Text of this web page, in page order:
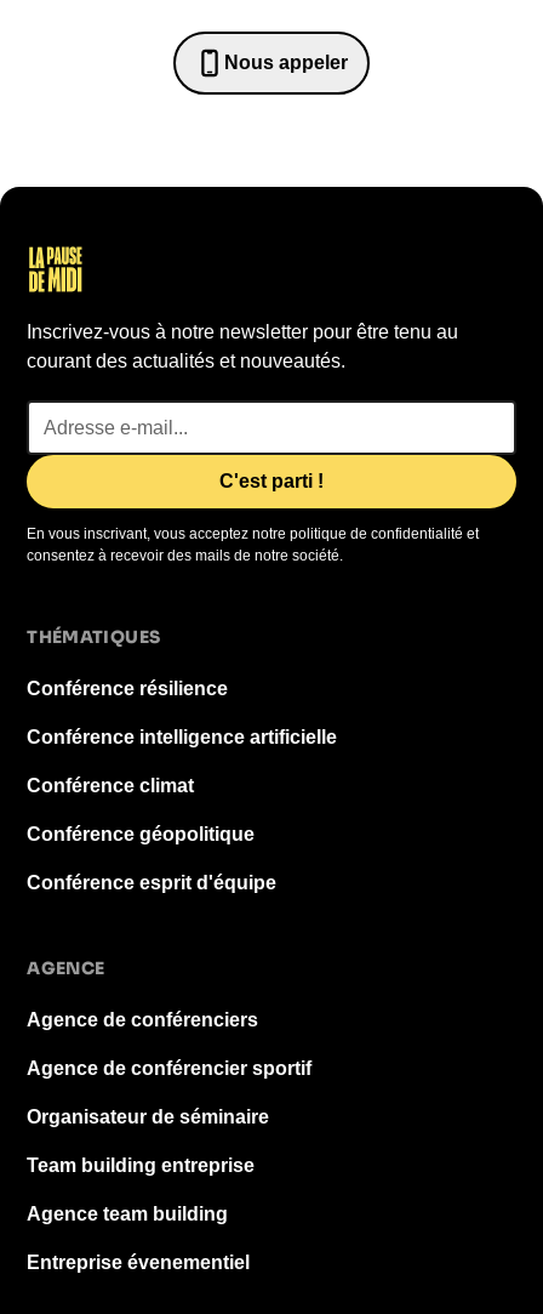
Nous appeler
0652698481
Inscrivez-vous à notre newsletter pour être tenu au
courant des actualités et nouveautés.
En vous inscrivant, vous acceptez notre politique de confidentialité et
consentez à recevoir des mails de notre société.
THÉMATIQUES
Conférence résilience
Conférence intelligence artificielle
Conférence climat
Conférence géopolitique
Conférence esprit d'équipe
AGENCE
Agence de conférenciers
Agence de conférencier sportif
Organisateur de séminaire
Team building entreprise
Agence team building
Entreprise évenementiel